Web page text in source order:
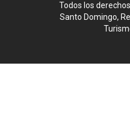
Todos los
Santo Domingo,